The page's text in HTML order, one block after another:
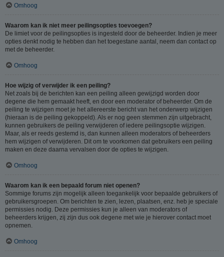
Omhoog
Waarom kan ik niet meer peilingsopties toevoegen?
De limiet voor de peilingsopties is ingesteld door de beheerder. Indien je meer
opties denkt nodig te hebben dan het toegestane aantal, neem dan contact op
met de beheerder.
Omhoog
Hoe wijzig of verwijder ik een peiling?
Net zoals bij de berichten kan een peiling alleen gewijzigd worden door
degene die hem gemaakt heeft, en door een moderator of beheerder. Om de
peiling te wijzigen moet je het allereerste bericht van het onderwerp wijzigen
(hieraan is de peiling gekoppeld). Als er nog geen stemmen zijn uitgebracht,
kunnen gebruikers de peiling verwijderen of iedere peilingsoptie wijzigen.
Maar, als er reeds gestemd is, dan kunnen alleen moderators of beheerders
hem wijzigen of verwijderen. Dit om te voorkomen dat gebruikers een peiling
maken en deze daarna vervalsen door de opties te wijzigen.
Omhoog
Waarom kan ik een bepaald forum niet openen?
Sommige forums zijn mogelijk alleen toegankelijk voor bepaalde gebruikers of
gebruikersgroepen. Om berichten te zien, lezen, plaatsen, enz. heb je speciale
permissies nodig. Deze permissies kun je alleen van moderators of
beheerders krijgen, zij zijn dus ook degene met wie je hierover contact moet
opnemen.
Omhoog